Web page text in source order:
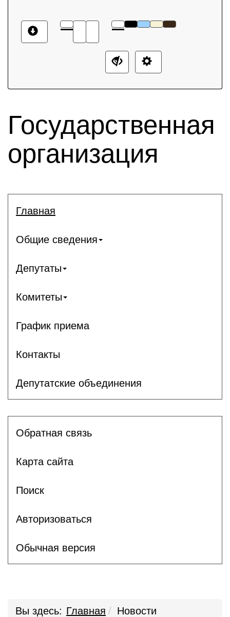
Государственная
организация
Главная
Общие сведения
Депутаты
Комитеты
График приема
Контакты
Депутатские объединения
Обратная связь
Карта сайта
Поиск
Авторизоваться
Обычная версия
Вы здесь: Главная Новости